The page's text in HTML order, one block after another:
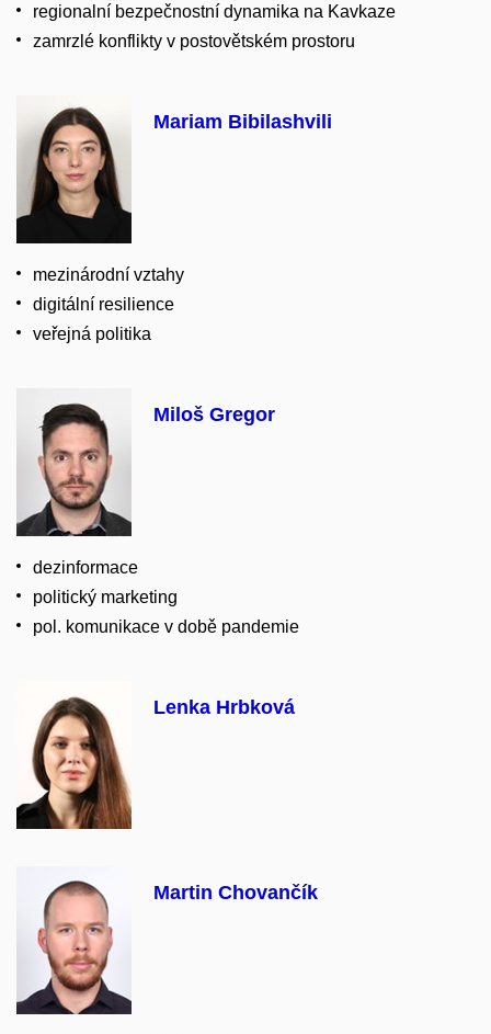
regionalní bezpečnostní dynamika na Kavkaze
zamrzlé konflikty v postovětském prostoru
Mariam Bibilashvili
mezinárodní vztahy
digitální resilience
veřejná politika
Miloš Gregor
dezinformace
politický marketing
pol. komunikace v době pandemie
Lenka Hrbková
Martin Chovančík